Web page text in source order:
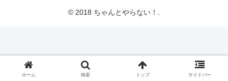
© 2018 ちゃんとやらない！.
ホーム 検索 トップ サイドバー